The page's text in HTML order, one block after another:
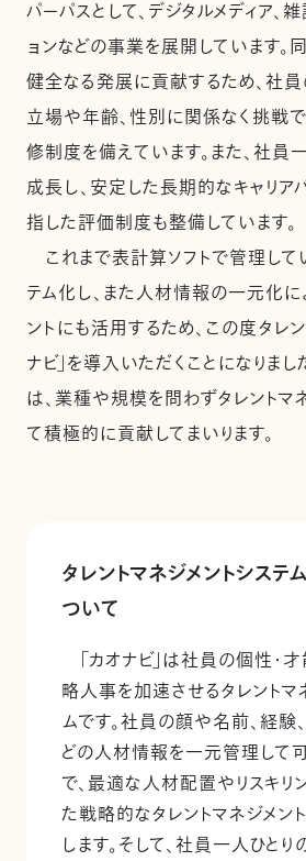
パーパスとして、デジタルメディア、
ョンなどの事業を展開しています。
健全なる発展に貢献するため、社
立場や年齢、性別に関係なく挑戦
修制度を備えています。また、社員
成長し、安定した長期的なキャリア
指した評価制度も整備しています。
これまで表計算ソフトで管理し
テム化し、また人材情報の一元化に
ントにも活用するため、この度タレン
ナビ」を導入いただくことになりま
は、業種や規模を問わずタレントマ
て積極的に貢献してまいります。
タレントマネジメントシステ
ついて
「カオナビ」は社員の個性・
略人事を加速させるタレントマ
ムです。社員の顔や名前、経験
どの人材情報を一元管理して
で、最適な人材配置やリスキリ
た戦略的なタレントマネジメン
します。そして、社員一人ひと